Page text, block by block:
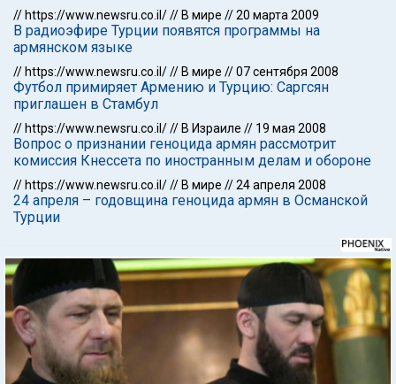
// https://www.newsru.co.il/// В мире //20 марта 2009
В радиоэфире Турции появятся программы на
армянском языке
// https://www.newsru.co.il/// В мире //07 сентября 2008
Футбол примиряет Армению и Турцию: Саргсян
приглашен в Стамбул
// https://www.newsru.co.il/// В Израиле // 19 мая 2008
Вопрос о признании геноцида армян рассмотрит
комиссия Кнессета по иностранным делам и обороне
// https://www.newsru.co.il/// В мире //24 апреля 2008
24 апреля – годовщина геноцида армян в Османской
Турции